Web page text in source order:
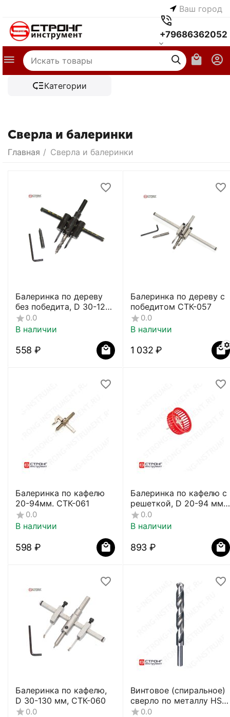
Ваш город
+79686362052
Категории
Сверла и балеринки
Главная / Сверла и балеринки
Балеринка по дереву
без победита, D 30-120
мм, СТК-056
0.0
В наличии
‍558‍ ₽
Балеринка по дереву с
победитом СТК-057
0.0
В наличии
1 032 ₽
Балеринка по кафелю
20-94мм. СТК-061
0.0
В наличии
‍598‍ ₽
Балеринка по кафелю с
решеткой, D 20-94 мм,
СТК-062
0.0
В наличии
‍893‍ ₽
Балеринка по кафелю,
D 30-130 мм, СТК-060
0.0
Винтовое (спиральное)
сверло по металлу HSS
СТС-019
0.0